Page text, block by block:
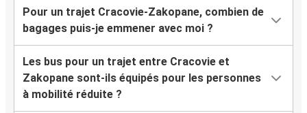
Pour un trajet Cracovie-Zakopane, combien de
bagages puis-je emmener avec moi ?
Les bus pour un trajet entre Cracovie et
Zakopane sont-ils équipés pour les personnes
à mobilité réduite ?